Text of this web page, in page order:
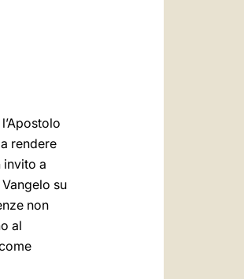
rendere
invito a
su
non
al